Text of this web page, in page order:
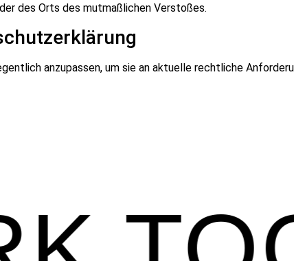
des Orts des mutmaßlichen Verstoßes.
anzupassen, um sie an aktuelle rechtliche